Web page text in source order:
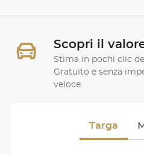
Scopri il
Stima in pochi clic
Gratuito e senza
veloce.
Targa